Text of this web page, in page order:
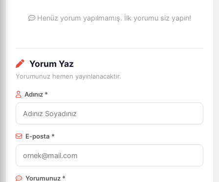
Henüz yorum yapılmamış. İlk yorumu siz yapın!
Yorum Yaz
Yorumunuz hemen yayınlanacaktır.
Adınız *
E-posta *
Yorumunuz *